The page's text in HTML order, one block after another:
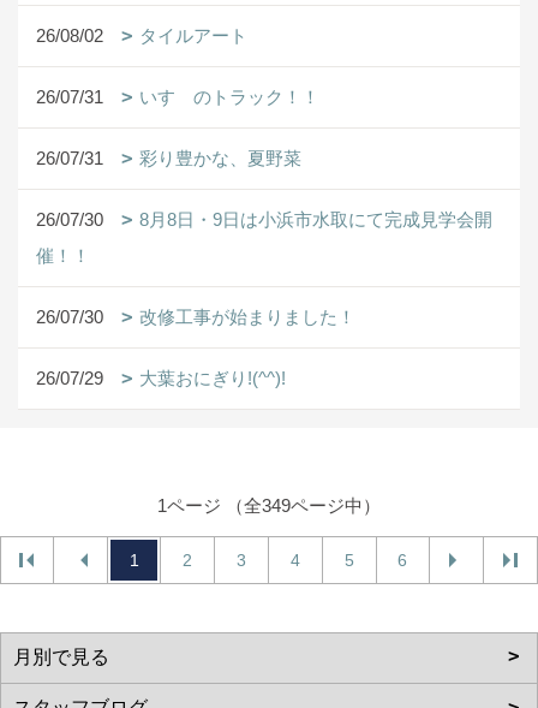
26/08/02 タイルアート
26/07/31 いすゞのトラック！！
26/07/31 彩り豊かな、夏野菜
26/07/30
8月8日・9日は小浜市水取にて完成見学会開
催！！
26/07/30 改修工事が始まりました！
26/07/29 大葉おにぎり!(^^)!
1ページ （全349ページ中）
1 2 3 4 5 6